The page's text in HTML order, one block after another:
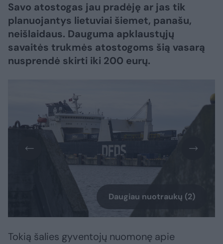
Savo atostogas jau pradėję ar jas tik
planuojantys lietuviai šiemet, panašu,
neišlaidaus. Dauguma apklaustųjų
savaitės trukmės atostogoms šią vasarą
nusprendė skirti iki 200 eurų.
Daugiau nuotraukų (2)
Tokią šalies gyventojų nuomonę apie